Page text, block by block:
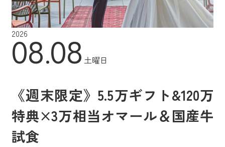
2026
08.08 土曜日
《週末限定》5.5万ギフト&120万
特典×3万相当オマール＆国産牛
試食